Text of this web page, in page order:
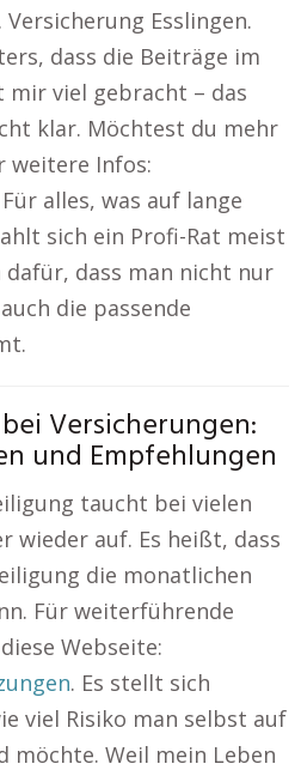
Esslingen.
dass die Beiträge im
viel gebracht – das
klar. Möchtest du mehr
weitere Infos:
Für alles, was auf lange
sich ein Profi-Rat meist
dass man nicht nur
die passende
Versicherungen:
und Empfehlungen
taucht bei vielen
wieder auf. Es heißt, dass
die monatlichen
Für weiterführende
Webseite:
. Es stellt sich
viel Risiko man selbst auf
möchte. Weil mein Leben